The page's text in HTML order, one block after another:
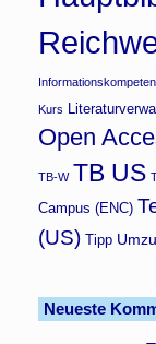
Kurs
Open
TB-W TB US
Campus (ENC)
(US)
Tipp
Neueste